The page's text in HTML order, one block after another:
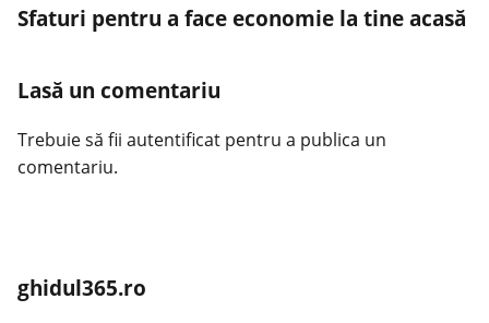
Sfaturi pentru a face economie la tine acasă
Lasă un comentariu
Trebuie să fii autentificat pentru a publica un
comentariu.
ghidul365.ro